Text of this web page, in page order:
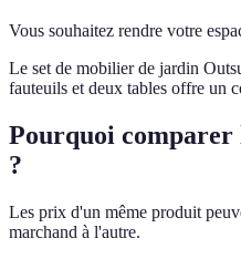
Vous souhaitez rendre votre
Le set de mobilier de jardin
fauteuils et deux tables offre un
Pourquoi
?
Les prix d'un même produit
marchand à l'autre.